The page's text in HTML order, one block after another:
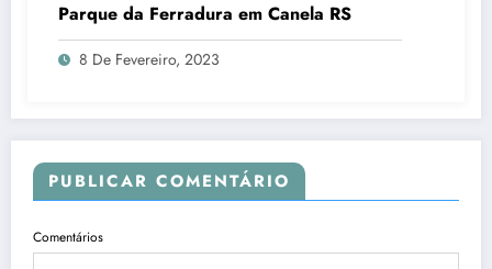
Parque da Ferradura em Canela RS
8 De Fevereiro, 2023
PUBLICAR COMENTÁRIO
Comentários